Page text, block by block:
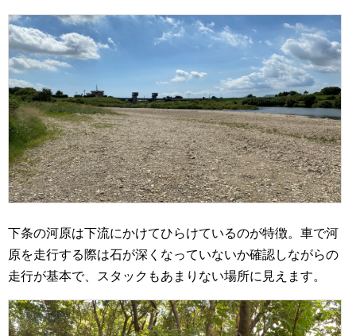
下条の河原は下流にかけてひらけているのが特徴。車で河
原を走行する際は石が深くなっていないか確認しながらの
走行が基本で、スタックもあまりない場所に見えます。